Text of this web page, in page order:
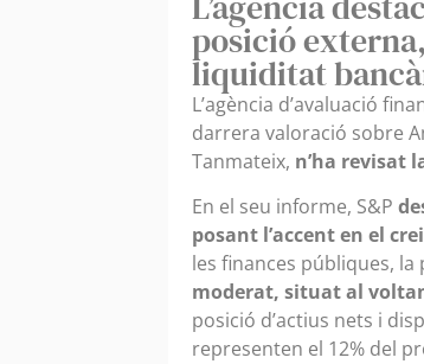
posició
liquiditat
L’agència d’avaluació
darrera valoració sobre
Tanmateix, n’ha revisat
En el seu informe, S&P
posant l’accent en el
les finances públiques,
moderat, situat al
posició d’actius nets i
representen el 12% del